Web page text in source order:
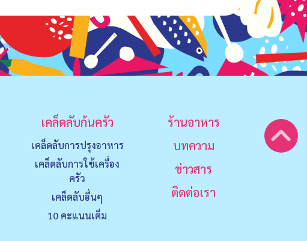
เคล็ดลับก้นครัว
เคล็ดลับการปรุงอาหาร
เคล็ดลับการใช้เครื่อง
ครัว
เคล็ดลับอื่นๆ
10 คะแนนเต็ม
ร้านอาหาร
บทความ
ข่าวสาร
ติดต่อเรา